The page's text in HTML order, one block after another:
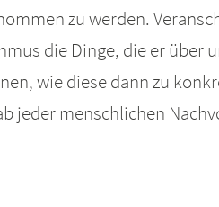
zu werden.
die Dinge, die er über
wie diese dann zu
jeder menschlichen